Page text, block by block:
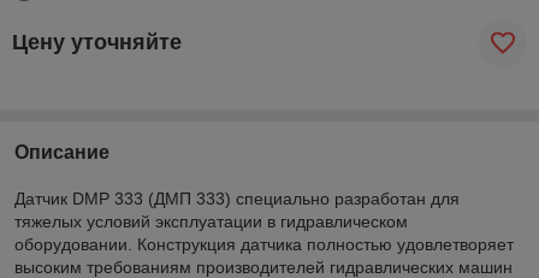
Цену уточняйте
Описание
Датчик DMP 333 (ДМП 333) специально разработан для
тяжелых условий эксплуатации в гидравлическом
оборудовании. Конструкция датчика полностью удовлетворяет
высоким требованиям производителей гидравлических машин